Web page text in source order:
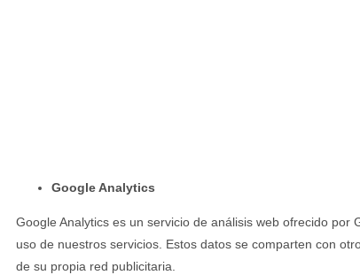
Google Analytics
Google Analytics es un servicio de análisis web ofrecido
uso de nuestros servicios. Estos datos se comparten con
de su propia red publicitaria.